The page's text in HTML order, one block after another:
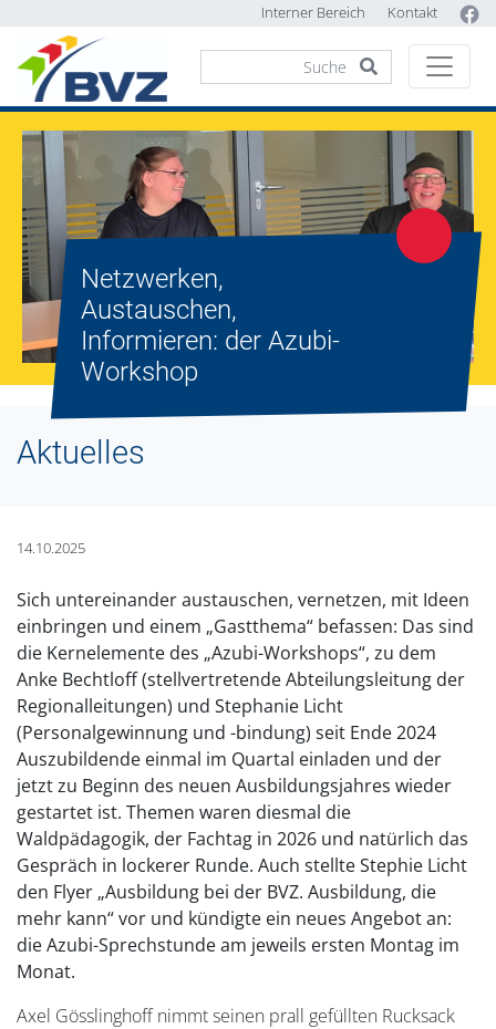
Interner Bereich Kontakt
Netzwerken,
Austauschen,
Informieren: der Azubi-
Workshop
Aktuelles
14.10.2025
Sich untereinander austauschen, vernetzen, mit Ideen
einbringen und einem „Gastthema“ befassen: Das sind
die Kernelemente des „Azubi-Workshops“, zu dem
Anke Bechtloff (stellvertretende Abteilungsleitung der
Regionalleitungen) und Stephanie Licht
(Personalgewinnung und -bindung) seit Ende 2024
Auszubildende einmal im Quartal einladen und der
jetzt zu Beginn des neuen Ausbildungsjahres wieder
gestartet ist. Themen waren diesmal die
Waldpädagogik, der Fachtag in 2026 und natürlich das
Gespräch in lockerer Runde. Auch stellte Stephie Licht
den Flyer „Ausbildung bei der BVZ. Ausbildung, die
mehr kann“ vor und kündigte ein neues Angebot an:
die Azubi-Sprechstunde am jeweils ersten Montag im
Monat.
Axel Gösslinghoff nimmt seinen prall gefüllten Rucksack